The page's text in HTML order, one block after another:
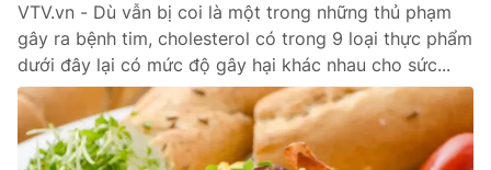
Xã hội
Pháp luật
Y tế
VTV.vn - Dù vẫn bị coi là một trong những thủ phạm
gây ra bệnh tim, cholesterol có trong 9 loại thực phẩm
dưới đây lại có mức độ gây hại khác nhau cho sức...